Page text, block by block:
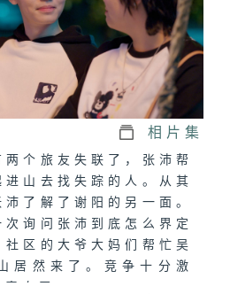
相片集
个旅友失联了，张沛帮
山去找失踪的人。从其
了解了谢阳的另一面。
次询问张沛到底怎么界定
区的大爷大妈们帮忙吴
居然来了。竞争十分激